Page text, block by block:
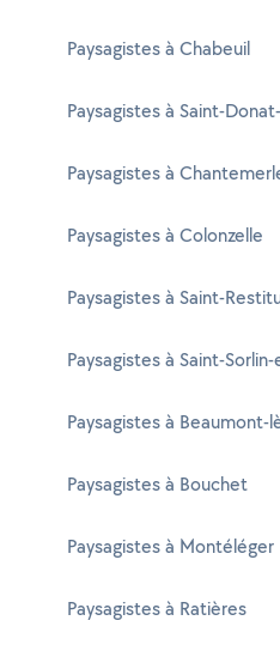
Paysagistes à Chabeuil
Paysagistes à Saint-
Paysagistes à
Paysagistes à Colonzelle
Paysagistes à Saint-
Paysagistes à Saint-
Paysagistes à Beaumont-
Paysagistes à Bouchet
Paysagistes à Montéléger
Paysagistes à Ratières